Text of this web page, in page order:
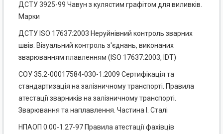
ДСТУ 3925-99 Чавун з кулястим графітом для виливків.
Марки
ДСТУ ISO 17637:2003 Неруйнівний контроль зварних
швів. Візуальний контроль з'єднань, виконаних
зварюванням плавленням (ISO 17637:2003, IDT)
СОУ 35.2-00017584-030-1:2009 Сертифікація та
стандартизація на залізничному транспорті. Правила
атестації зварників на залізничному транспорті.
Зварювання та наплавлення. Частина І. Сталі
НПАОП 0.00-1.27-97 Правила атестації фахівців